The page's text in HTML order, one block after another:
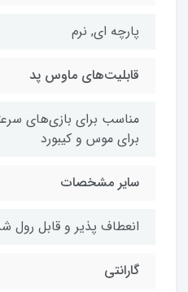
پارچه ای, نرم
قابلیت‌های ماوس پد
مناسب برای بازی‌های
برای موس و کیبورد
سایر مشخصات
انعطاف پذیر و قابل
گارانتی